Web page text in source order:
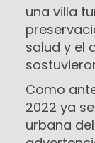
una villa
salud y el
Como
2022 ya
urbana